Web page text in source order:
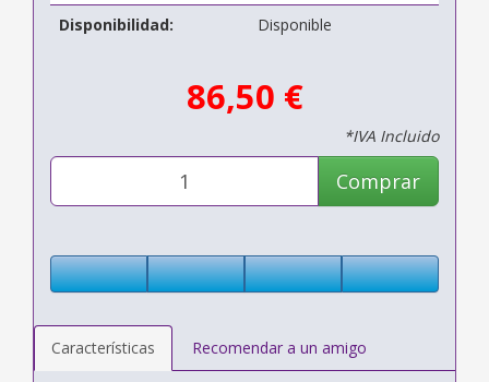
Disponibilidad:
Disponible
86,50 €
*IVA Incluido
Comprar
Características Recomendar a un amigo